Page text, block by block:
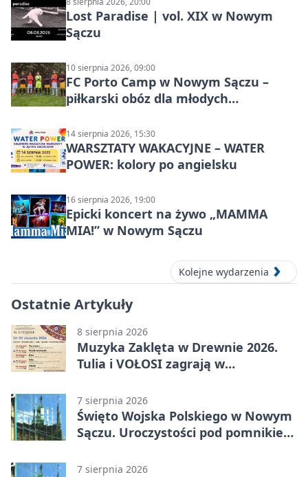
Lost Paradise | vol. XIX w Nowym
Sączu
10 sierpnia 2026, 09:00
FC Porto Camp w Nowym Sączu –
piłkarski obóz dla młodych
14 sierpnia 2026, 15:30
WARSZTATY WAKACYJNE – WATER
POWER: kolory po angielsku
16 sierpnia 2026, 19:00
Epicki koncert na żywo „MAMMA
MIA!” w Nowym Sączu
Kolejne wydarzenia
Ostatnie Artykuły
8 sierpnia 2026
Muzyka Zaklęta w Drewnie 2026.
Tulia i VOŁOSI zagrają w
7 sierpnia 2026
Święto Wojska Polskiego w Nowym
Sączu. Uroczystości pod pomnikiem
7 sierpnia 2026